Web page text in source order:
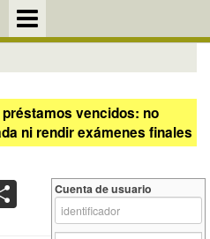
vencidos: no
ni rendir exámenes finales
Cuenta de usuario